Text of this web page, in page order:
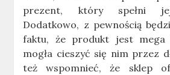
prezent, który spełni jej
Dodatkowo, z pewnością
faktu, że produkt jest mega
mogła cieszyć się nim przez
też wspomnieć, że sklep